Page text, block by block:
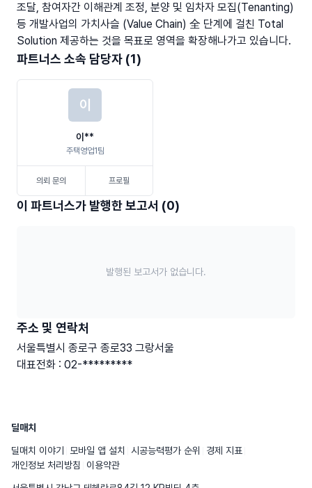
조달, 참여자간 이해관계 조정, 분양 및 임차자 모집(Tenanting)
등 개발사업의 가치사슬 (Value Chain) 全 단계에 걸친 Total
Solution 제공하는 것을 목표로 영역을 확장해나가고 있습니다.
파트너스 소속 담당자 (1)
이
이**
주택영업1팀
의뢰 문의 프로필
이 파트너스가 발행한 보고서 (0)
발행된 보고서가 없습니다.
주소 및 연락처
서울특별시 종로구 종로33 그랑서울
대표전화 : 02-*********
딜매치
딜매치 이야기 모바일 앱 설치 시공능력평가 순위
경제 지표
개인정보 처리방침
이용약관